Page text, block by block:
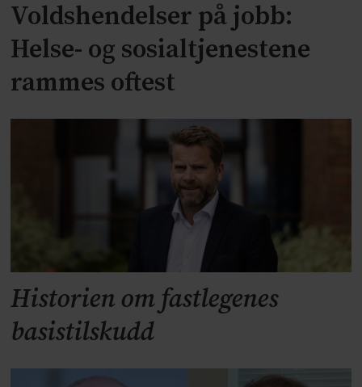
Voldshendelser på jobb:
Helse- og sosialtjenestene
rammes oftest
Historien om fastlegenes
basistilskudd